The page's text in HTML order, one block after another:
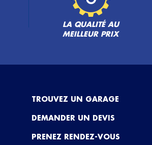
LA QUALITÉ AU
MEILLEUR PRIX
TROUVEZ UN GARAGE
DEMANDER UN DEVIS
PRENEZ RENDEZ-VOUS